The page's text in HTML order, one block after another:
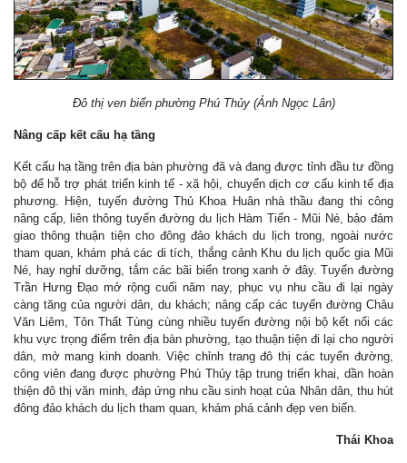
Đô thị ven biển phường Phú Thủy (Ảnh Ngọc Lân)
Nâng cấp kết cấu hạ tầng
Kết cấu hạ tầng trên địa bàn phường đã và đang được tỉnh đầu tư đồng
bộ để hỗ trợ phát triển kinh tế - xã hội, chuyển dịch cơ cấu kinh tế địa
phương. Hiện, tuyến đường Thủ Khoa Huân nhà thầu đang thi công
nâng cấp, liên thông tuyến đường du lịch Hàm Tiến - Mũi Né, bảo đảm
giao thông thuận tiện cho đông đảo khách du lịch trong, ngoài nước
tham quan, khám phá các di tích, thắng cảnh Khu du lịch quốc gia Mũi
Né, hay nghỉ dưỡng, tắm các bãi biển trong xanh ở đây. Tuyến đường
Trần Hưng Đạo mở rộng cuối năm nay, phục vụ nhu cầu đi lại ngày
càng tăng của người dân, du khách; nâng cấp các tuyến đường Châu
Văn Liêm, Tôn Thất Tùng cùng nhiều tuyến đường nội bộ kết nối các
khu vực trọng điểm trên địa bàn phường, tạo thuận tiện đi lại cho người
dân, mở mang kinh doanh. Việc chỉnh trang đô thị các tuyến đường,
công viên đang được phường Phú Thủy tập trung triển khai, dần hoàn
thiện đô thị văn minh, đáp ứng nhu cầu sinh hoạt của Nhân dân, thu hút
đông đảo khách du lịch tham quan, khám phá cảnh đẹp ven biển.
Thái Khoa